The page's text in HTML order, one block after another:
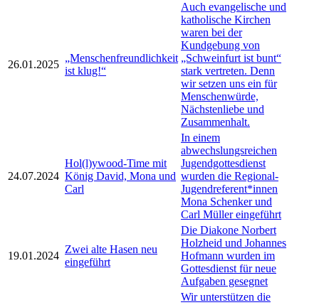
26.01.2025
„Menschenfreundlichkeit
ist klug!“
Auch evangelische und
katholische Kirchen
waren bei der
Kundgebung von
„Schweinfurt ist bunt“
stark vertreten. Denn
wir setzen uns ein für
Menschenwürde,
Nächstenliebe und
Zusammenhalt.
24.07.2024
Hol(l)ywood-Time mit
König David, Mona und
Carl
In einem
abwechslungsreichen
Jugendgottesdienst
wurden die Regional-
Jugendreferent*innen
Mona Schenker und
Carl Müller eingeführt
19.01.2024
Zwei alte Hasen neu
eingeführt
Die Diakone Norbert
Holzheid und Johannes
Hofmann wurden im
Gottesdienst für neue
Aufgaben gesegnet
Wir unterstützen die